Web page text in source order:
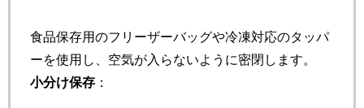
食品保存用のフリーザーバッグや冷凍対応のタッパ
ーを使用し、空気が入らないように密閉します。
小分け保存 ：